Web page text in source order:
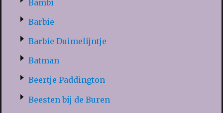
Bambi
Barbie
Barbie Duimelijntje
Batman
Beertje Paddington
Beesten bij de Buren